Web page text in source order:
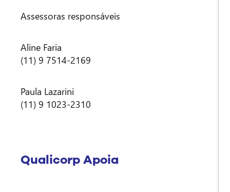
Assessoras responsáveis
Aline Faria
(11) 9 7514-2169
Paula Lazarini
(11) 9 1023-2310
Qualicorp Apoia